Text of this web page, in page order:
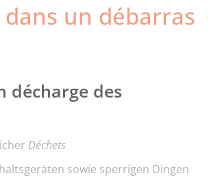
un débarras
décharge des
Déchets
sowie sperrigen Dingen